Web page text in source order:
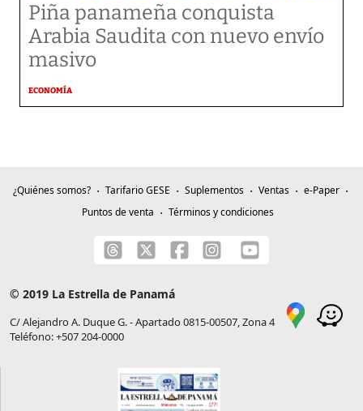
Piña panameña conquista
Arabia Saudita con nuevo envío
masivo
ECONOMÍA
¿Quiénes somos? Tarifario GESE Suplementos Ventas
e-Paper
Puntos de venta
Términos y condiciones
© 2019 La Estrella de Panamá
C/ Alejandro A. Duque G. - Apartado 0815-00507, Zona 4
Teléfono: +507 204-0000